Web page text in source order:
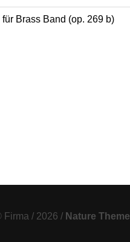
Brass Band (op. 269 b)
Firma / 2026 / Nature Theme